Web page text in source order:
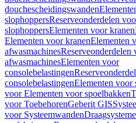
douchescheidingswanden
slophoppersReserveonderdelen
slophoppersElementen voor kranen
Elementen voor kranenElementen
afwasmachinesReserveonderdelen
afwasmachinesElementen voor
consolebelastingen
consolebelastingenElementen voor
voor Elementen voor spoelbakken
voor ToebehorenGeberit GIS
voor Systeemwanden